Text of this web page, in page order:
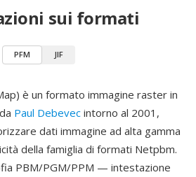
sui formati
PFM JIF
è un formato immagine raster in
Paul Debevec intorno al 2001,
dati immagine ad alta gamma
della famiglia di formati Netpbm.
PBM/PGM/PPM — intestazione